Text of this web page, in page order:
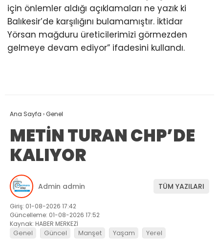
için önlemler aldığı açıklamaları ne yazık ki
Balıkesir’de karşılığını bulamamıştır. İktidar
Yörsan mağduru üreticilerimizi görmezden
gelmeye devam ediyor” ifadesini kullandı.
Ana Sayfa ›Genel
METİN TURAN CHP’DE
KALIYOR
Admin admin TÜM YAZILARI
Giriş: 01-08-2026 17:42
Güncelleme: 01-08-2026 17:52
Kaynak: HABER MERKEZİ
Genel Güncel Manşet Yaşam Yerel